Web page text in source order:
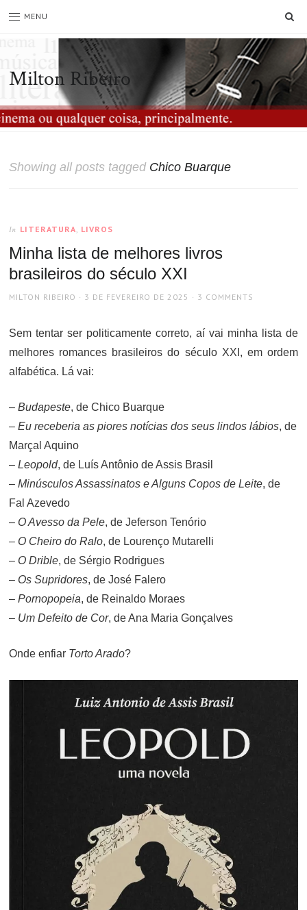
MENU
Milton Ribeiro
Showing all posts tagged Chico Buarque
In LITERATURA, LIVROS
Minha lista de melhores livros
brasileiros do século XXI
AUTHOR
MILTON RIBEIRO
POSTED
3 DE FEVEREIRO DE 2025 3 COMMENTS
Sem tentar ser politicamente correto, aí vai minha lista de
melhores romances brasileiros do século XXI, em ordem
alfabética. Lá vai:
–Budapeste, de Chico Buarque
–Eu receberia as piores notícias dos seus lindos lábios, de
Marçal Aquino
–Leopold, de Luís Antônio de Assis Brasil
–Minúsculos Assassinatos e Alguns Copos de Leite, de
Fal Azevedo
– O Avesso da Pele, de Jeferson Tenório
– O Cheiro do Ralo, de Lourenço Mutarelli
– O Drible, de Sérgio Rodrigues
– Os Supridores, de José Falero
–Pornopopeia, de Reinaldo Moraes
– Um Defeito de Cor, de Ana Maria Gonçalves
Onde enfiar Torto Arado?